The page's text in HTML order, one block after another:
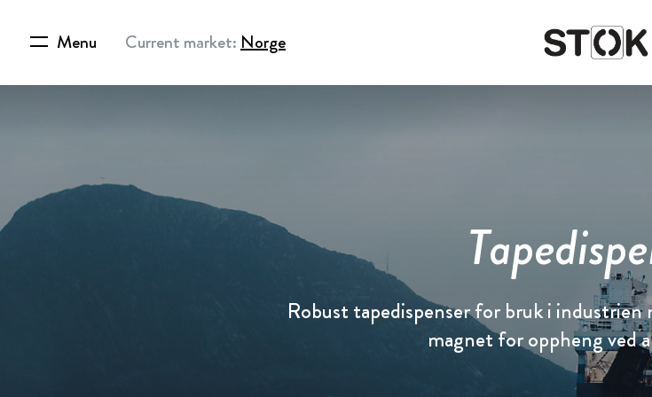
Menu Current market:Norge
Protective packaging
Transport & storage
Agri & Industry
Robust tapedispenser for bruk i industrien
magnet for oppheng ved